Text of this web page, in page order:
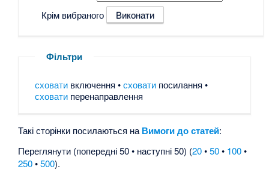
Крім вибраного
Фільтри
сховативключення •сховатипосилання •
сховатиперенаправлення
Такі сторінки посилаються на Вимоги до статей:
Переглянути (попередні 50 • наступні 50) (20•50• 100•
250•500).